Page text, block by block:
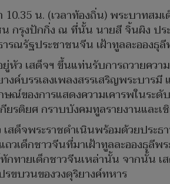
น. (เวลาท้องถิ่น) พระบาทสม
กรุงปักกิ่ง ณ ที่นั้น นายสี จิ้นผิง ป
รณรัฐประชาชนจีน เฝ้าทูลละอองธุ
หัว เสด็จฯ ขึ้นแท่นรับการถวายคว
างค์บรรเลงเพลงสรรเสริญพระบ
ของการแสดงความเคารพในระ
ยรติยศ กราบบังคมทูลรายงานและ
สด็จพระราชดำเนินพร้อมด้วยปร
วเด็กชาวจีนที่มาเฝ้าทูลละอองธุลี
ทายเด็กชาวจีนเหล่านั้น จากนั้น
ขบวนของวงดุริยางค์ทหาร